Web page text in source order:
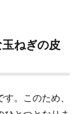
ねぎの皮
。このため、